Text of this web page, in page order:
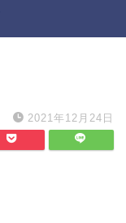
2021年12月24日